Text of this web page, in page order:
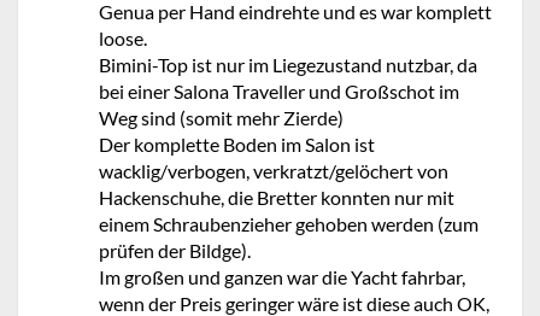
Genua per Hand eindrehte und es war komplett
loose.
Bimini-Top ist nur im Liegezustand nutzbar, da
bei einer Salona Traveller und Großschot im
Weg sind (somit mehr Zierde)
Der komplette Boden im Salon ist
wacklig/verbogen, verkratzt/gelöchert von
Hackenschuhe, die Bretter konnten nur mit
einem Schraubenzieher gehoben werden (zum
prüfen der Bildge).
Im großen und ganzen war die Yacht fahrbar,
wenn der Preis geringer wäre ist diese auch OK,